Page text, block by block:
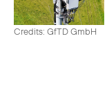
Credits: GfTD GmbH